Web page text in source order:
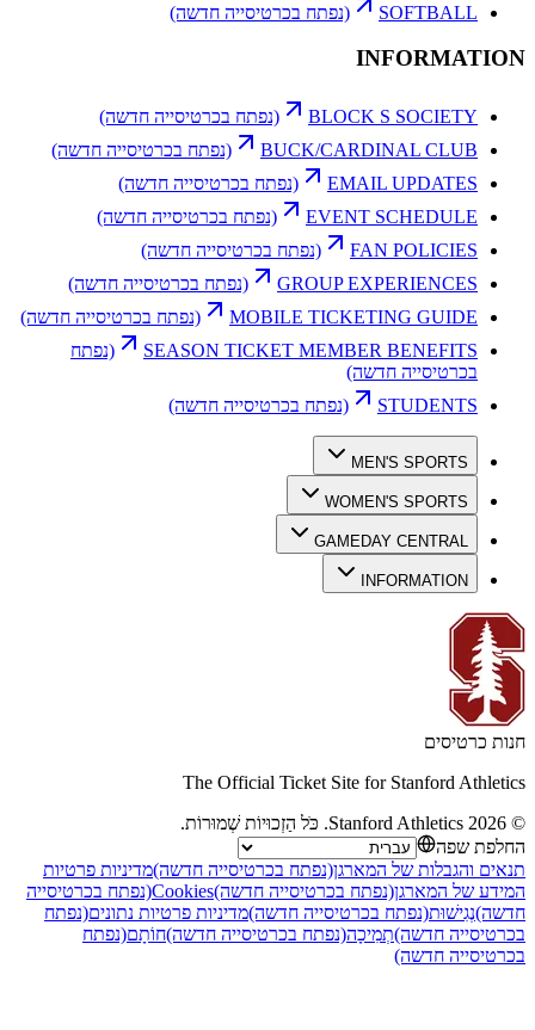
SOFTBALL
(נפתח בכרטיסייה חדשה)
INFORMATION
BLOCK S SOCIETY
(נפתח בכרטיסייה חדשה)
BUCK/CARDINAL CLUB
(נפתח בכרטיסייה חדשה)
EMAIL UPDATES
(נפתח בכרטיסייה חדשה)
EVENT SCHEDULE
(נפתח בכרטיסייה חדשה)
FAN POLICIES
(נפתח בכרטיסייה חדשה)
GROUP EXPERIENCES
(נפתח בכרטיסייה חדשה)
MOBILE TICKETING GUIDE
(נפתח בכרטיסייה חדשה)
SEASON TICKET MEMBER BENEFITS
(נפתח
בכרטיסייה חדשה)
STUDENTS
(נפתח בכרטיסייה חדשה)
MEN'S SPORTS
WOMEN'S SPORTS
GAMEDAY CENTRAL
INFORMATION
חנות כרטיסים
The Official Ticket Site for Stanford Athletics
©
2026
Stanford Athletics
.כֹּל הַזְכוּיוֹת שְׁמוּרוֹת.
החלפת שפה
תנאים והגבלות של המארגן(נפתח בכרטיסייה חדשה)מדיניות פרטיות
המידע של המארגן(נפתח בכרטיסייה חדשה)Cookies(נפתח בכרטיסייה
חדשה)נְגִישׁוּת(נפתח בכרטיסייה חדשה)מדיניות פרטיות נתונים(נפתח
בכרטיסייה חדשה)תְמִיכָה(נפתח בכרטיסייה חדשה)חוֹתָם(נפתח
בכרטיסייה חדשה)